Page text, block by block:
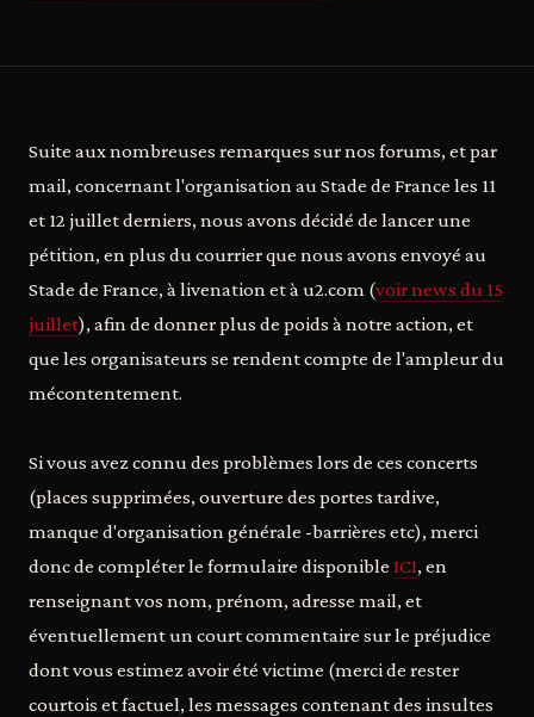
Suite aux nombreuses remarques sur nos forums, et par
mail, concernant l'organisation au Stade de France les 11
et 12 juillet derniers, nous avons décidé de lancer une
pétition, en plus du courrier que nous avons envoyé au
Stade de France, à livenation et à u2.com (voir news du 15
juillet), afin de donner plus de poids à notre action, et
que les organisateurs se rendent compte de l'ampleur du
mécontentement.
Si vous avez connu des problèmes lors de ces concerts
(places supprimées, ouverture des portes tardive,
manque d'organisation générale -barrières etc), merci
donc de compléter le formulaire disponible ICI, en
renseignant vos nom, prénom, adresse mail, et
éventuellement un court commentaire sur le préjudice
dont vous estimez avoir été victime (merci de rester
courtois et factuel, les messages contenant des insultes